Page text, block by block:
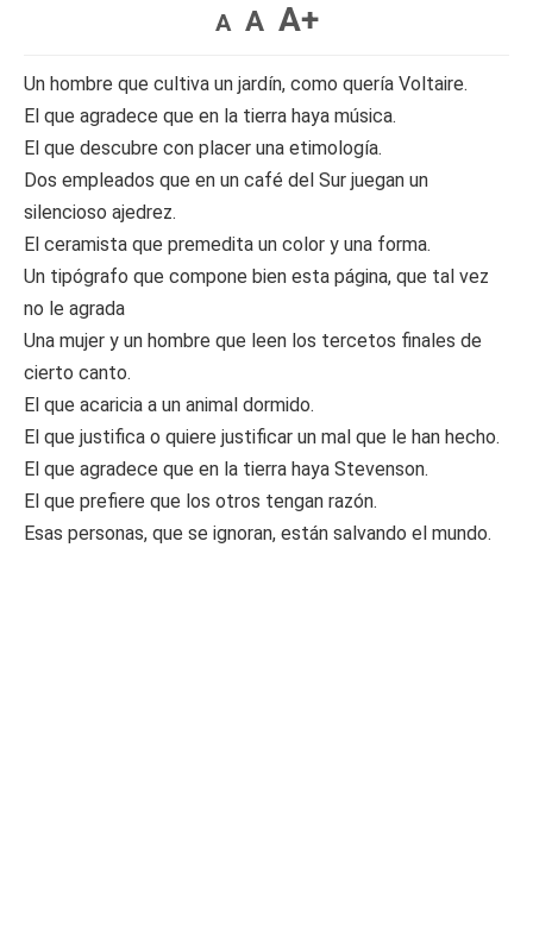
A A A+
Un hombre que cultiva un jardín, como quería Voltaire.
El que agradece que en la tierra haya música.
El que descubre con placer una etimología.
Dos empleados que en un café del Sur juegan un
silencioso ajedrez.
El ceramista que premedita un color y una forma.
Un tipógrafo que compone bien esta página, que tal vez
no le agrada
Una mujer y un hombre que leen los tercetos finales de
cierto canto.
El que acaricia a un animal dormido.
El que justifica o quiere justificar un mal que le han hecho.
El que agradece que en la tierra haya Stevenson.
El que prefiere que los otros tengan razón.
Esas personas, que se ignoran, están salvando el mundo.